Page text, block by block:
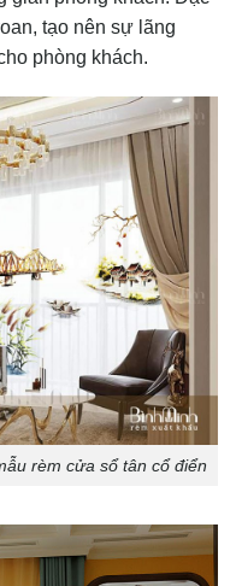
tạo nên sự lãng
phòng khách.
rèm cửa sổ tân cổ điển